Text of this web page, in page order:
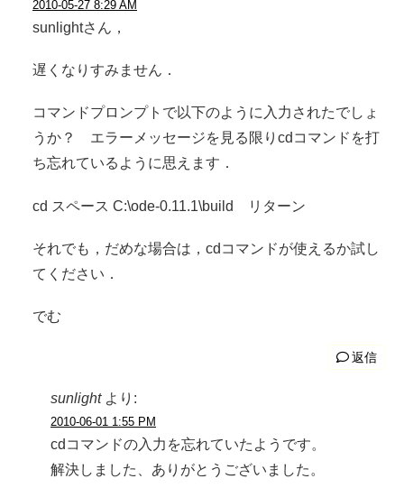
2010-05-27 8:29 AM
sunlightさん，
遅くなりすみません．
コマンドプロンプトで以下のように入力されたでしょ
うか？ エラーメッセージを見る限りcdコマンドを打
ち忘れているように思えます．
cd スペース C:\ode-0.11.1\build リターン
それでも，だめな場合は，cdコマンドが使えるか試し
てください．
でむ
返信
sunlight より:
2010-06-01 1:55 PM
cdコマンドの入力を忘れていたようです。
解決しました、ありがとうございました。